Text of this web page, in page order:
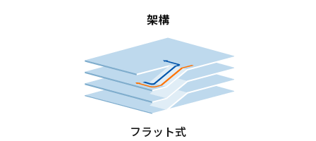
架構
フラット式